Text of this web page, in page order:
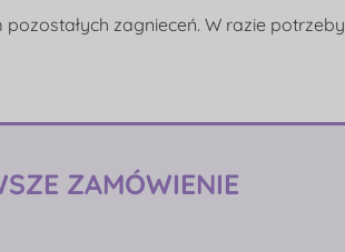
zagnieceń. W razie potrzeby
ZAMÓWIENIE